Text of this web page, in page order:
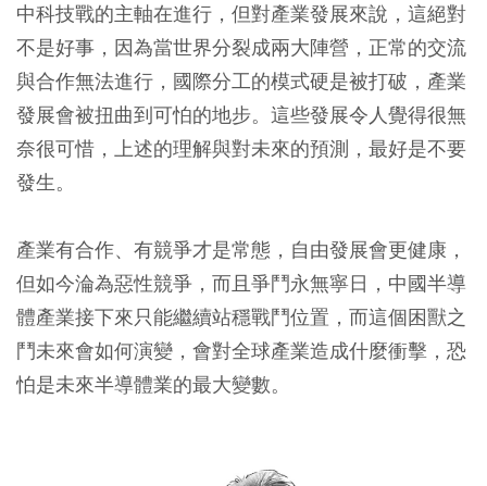
中科技戰的主軸在進行，但對產業發展來說，這絕對
不是好事，因為當世界分裂成兩大陣營，正常的交流
與合作無法進行，國際分工的模式硬是被打破，產業
發展會被扭曲到可怕的地步。這些發展令人覺得很無
奈很可惜，上述的理解與對未來的預測，最好是不要
發生。
產業有合作、有競爭才是常態，自由發展會更健康，
但如今淪為惡性競爭，而且爭鬥永無寧日，中國半導
體產業接下來只能繼續站穩戰鬥位置，而這個困獸之
鬥未來會如何演變，會對全球產業造成什麼衝擊，恐
怕是未來半導體業的最大變數。